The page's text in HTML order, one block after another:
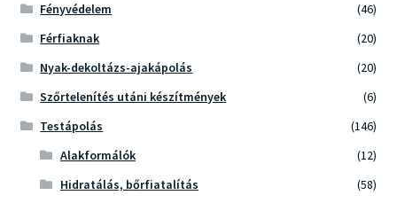
Fényvédelem
(46)
Férfiaknak
(20)
Nyak-dekoltázs-ajakápolás
(20)
Szőrtelenítés utáni készítmények
(6)
Testápolás
(146)
Alakformálók
(12)
Hidratálás, bőrfiatalítás
(58)